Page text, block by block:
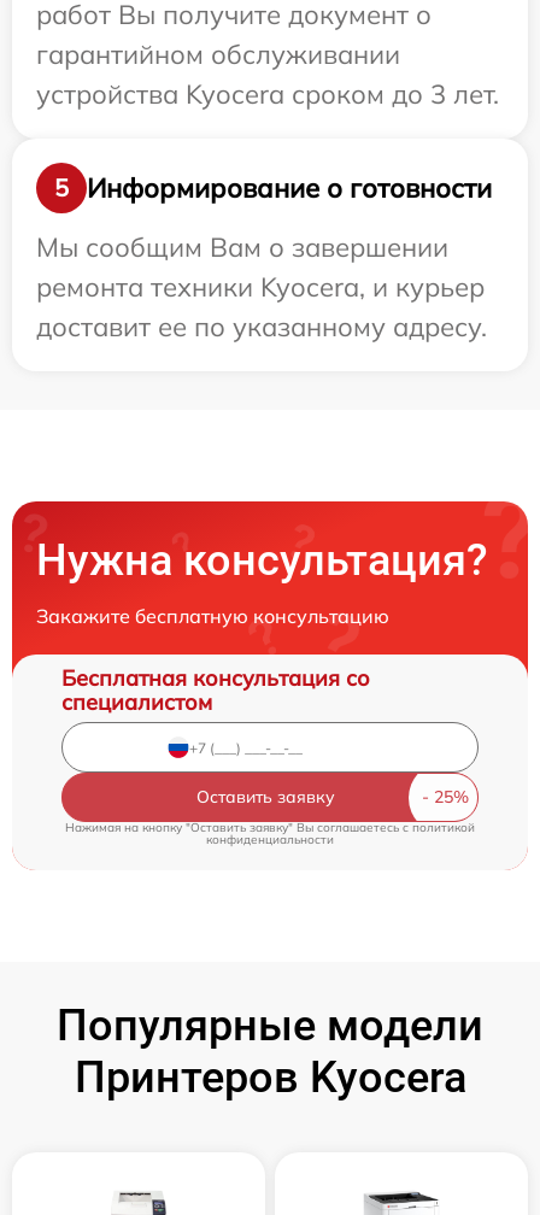
работ Вы получите документ о
гарантийном обслуживании
устройства Kyocera сроком до 3 лет.
5
Информирование о готовности
Мы сообщим Вам о завершении
ремонта техники Kyocera, и курьер
доставит ее по указанному адресу.
Нужна консультация?
Закажите бесплатную консультацию
Бесплатная консультация со
специалистом
Оставить заявку
Нажимая на кнопку "Оставить заявку" Вы соглашаетесь c политикой
конфиденциальности
Популярные модели
Принтеров Kyocera